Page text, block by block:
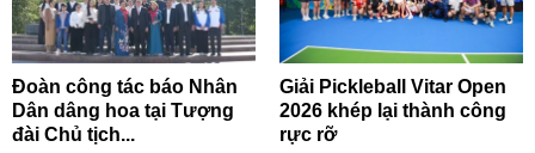
Đoàn công tác báo Nhân
Dân dâng hoa tại Tượng
đài Chủ tịch...
Giải Pickleball Vitar Open
2026 khép lại thành công
rực rỡ